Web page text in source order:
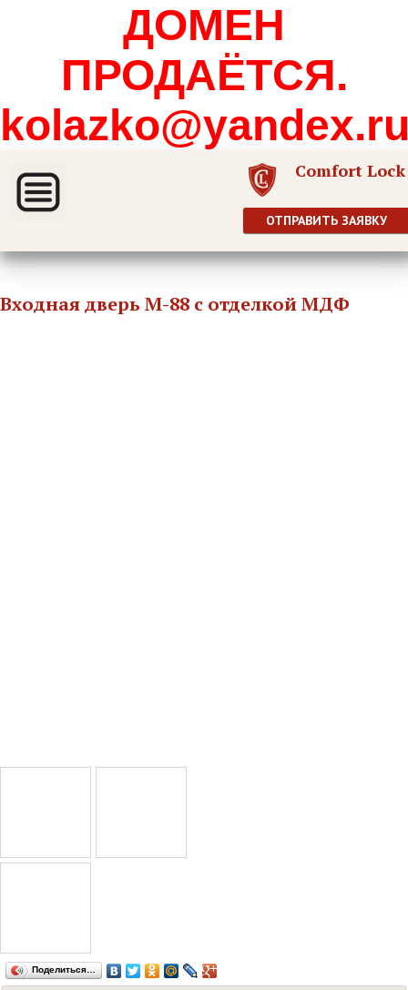
ДОМЕН
ПРОДАЁТСЯ.
Comfort Lock
ОТПРАВИТЬ ЗАЯВКУ
Входная дверь М-88 с отделкой МДФ
Поделиться…